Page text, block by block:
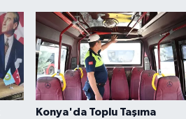
Konya'da Toplu Taşıma